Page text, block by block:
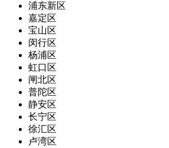
浦东新区
嘉定区
宝山区
闵行区
杨浦区
虹口区
闸北区
普陀区
静安区
长宁区
徐汇区
卢湾区